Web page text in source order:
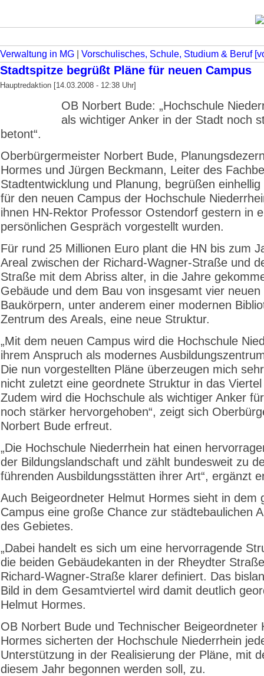
Verwaltung in MG Vorschulisches, Schule, Studium & Beruf
Stadtspitze begrüßt Pläne für neuen Campus
Hauptredaktion [14.03.2008 - 12:38 Uhr]
OB Norbert Bude: „Hochschule
als wichtiger Anker in der Stadt noch
betont“.
Oberbürgermeister Norbert Bude,
Hormes und Jürgen Beckmann, Leiter des
Stadtentwicklung und Planung, begrüßen einhellig
für den neuen Campus der Hochschule
ihnen HN-Rektor Professor Ostendorf gestern in
persönlichen Gespräch vorgestellt wurden.
Für rund 25 Millionen Euro plant die HN bis zum
Areal zwischen der Richard-Wagner-Straße und
Straße mit dem Abriss alter, in die Jahre
Gebäude und dem Bau von insgesamt vier neuen
Baukörpern, unter anderem einer modernen
Zentrum des Areals, eine neue Struktur.
„Mit dem neuen Campus wird die Hochschule
ihrem Anspruch als modernes
Die nun vorgestellten Pläne überzeugen mich
nicht zuletzt eine geordnete Struktur in das
Zudem wird die Hochschule als wichtiger Anker
noch stärker hervorgehoben“, zeigt sich
Norbert Bude erfreut.
„Die Hochschule Niederrhein hat einen
der Bildungslandschaft und zählt bundesweit zu
führenden Ausbildungsstätten ihrer Art“, ergänzt
Auch Beigeordneter Helmut Hormes sieht in dem
Campus eine große Chance zur städtebaulichen
des Gebietes.
„Dabei handelt es sich um eine hervorragende
die beiden Gebäudekanten in der Rheydter
Richard-Wagner-Straße klarer definiert. Das
Bild in dem Gesamtviertel wird damit deutlich
Helmut Hormes.
OB Norbert Bude und Technischer Beigeordneter
Hormes sicherten der Hochschule Niederrhein
Unterstützung in der Realisierung der Pläne, mit
diesem Jahr begonnen werden soll, zu.